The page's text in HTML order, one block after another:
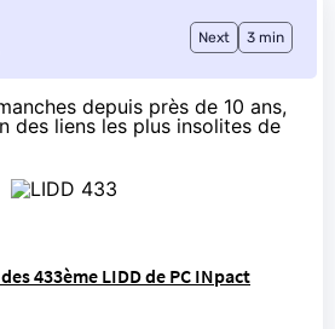
Next 3 min
depuis près de 10 ans,
des liens les plus insolites de
433ème LIDD de PC INpact